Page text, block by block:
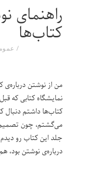
راهنمای
کتاب‌ها
من از نوشتن درباره‌ی
نمایشگاه کتابی که
کتاب‌ها داشتم دنبال
می‌گشتم، چون
جلد این کتاب رو
درباره‌ی نوشتن بود،